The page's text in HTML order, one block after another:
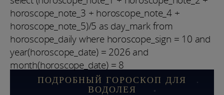
horoscope_note_3 + horoscope_note_4 +
horoscope_note_5)/5 as day_mark from
horoscope_daily where horoscope_sign = 10 and
year(horoscope_date) = 2026 and
month(horoscope_date) = 8
ПОДРОБНЫЙ ГОРОСКОП ДЛЯ
ВОДОЛЕЯ